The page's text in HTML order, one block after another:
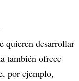
quieren desarrollar
también ofrece
por ejemplo,